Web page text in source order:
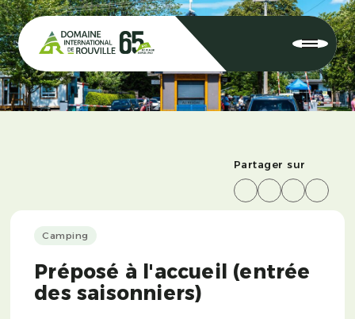
Camping
Préposé à l'accueil (entrée
des saisonniers)
Partager sur